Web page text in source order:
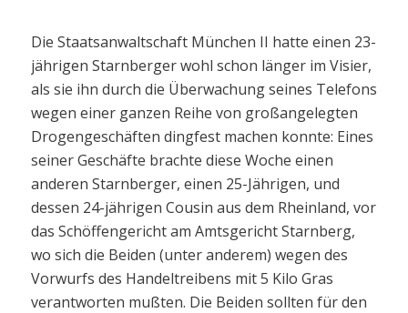
Die Staatsanwaltschaft München II hatte einen 23-
jährigen Starnberger wohl schon länger im Visier,
als sie ihn durch die Überwachung seines Telefons
wegen einer ganzen Reihe von großangelegten
Drogengeschäften dingfest machen konnte: Eines
seiner Geschäfte brachte diese Woche einen
anderen Starnberger, einen 25-Jährigen, und
dessen 24-jährigen Cousin aus dem Rheinland, vor
das Schöffengericht am Amtsgericht Starnberg,
wo sich die Beiden (unter anderem) wegen des
Vorwurfs des Handeltreibens mit 5 Kilo Gras
verantworten mußten. Die Beiden sollten für den